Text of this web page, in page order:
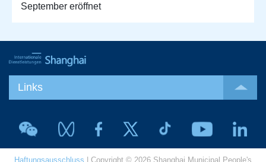
September eröffnet
Links
Haftungsausschluss | Copyright © 2026 Shanghai Municipal People's